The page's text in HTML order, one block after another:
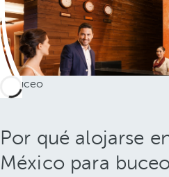
Por qué alojarse
México para